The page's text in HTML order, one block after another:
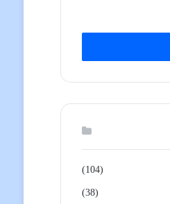
(104)
(38)